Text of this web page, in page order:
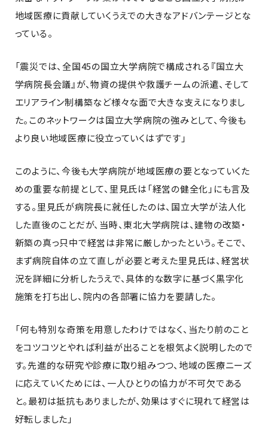
地域医療に貢献していくうえでの大きなアドバンテージとな
っている。
「震災では、全国45の国立大学病院で構成される『国立大
学病院長会議』が、物資の提供や救護チームの派遣、そして
エリアライン制構築など様々な面で大きな支えになりまし
た。このネットワークは国立大学病院の強みとして、今後も
より良い地域医療に役立っていくはずです」
このように、今後も大学病院が地域医療の要となっていくた
めの重要な前提として、里見氏は「経営の健全化」にも言及
する。里見氏が病院長に就任したのは、国立大学が法人化
した直後のことだが、当時、東北大学病院は、建物の改築・
新築の真っ只中で経営は非常に厳しかったという。そこで、
まず病院自体の立て直しが必要と考えた里見氏は、経営状
況を詳細に分析したうえで、具体的な数字に基づく黒字化
施策を打ち出し、院内の各部署に協力を要請した。
「何も特別な奇策を用意したわけではなく、当たり前のこと
をコツコツとやれば利益が出ることを根気よく説明したので
す。先進的な研究や診療に取り組みつつ、地域の医療ニーズ
に応えていくためには、一人ひとりの協力が不可欠である
と。最初は抵抗もありましたが、効果はすぐに現れて経営は
好転しました」